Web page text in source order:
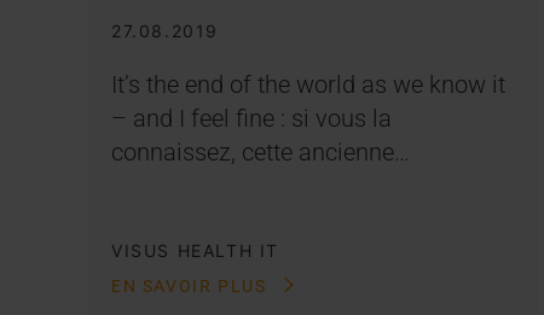
27.08.2019
It’s the end of the world as we know it
– and I feel fine : si vous la
connaissez, cette ancienne…
VISUS HEALTH IT
EN SAVOIR PLUS